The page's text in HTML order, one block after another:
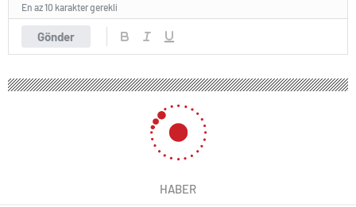
Gönder
En az 10 karakter gerekli
HABER